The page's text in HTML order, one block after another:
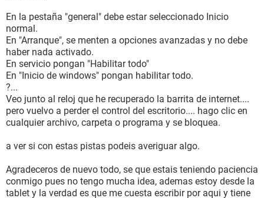
Memoria del sistema [ TRIAL VERSION ]
DIMM1: SK Hynix HMT125S6BFR8C-G7 2 GB DDR3-1066
DDR3 SDRAM (8-7-7-20 @ 533 MHz) (7-7-7-20 @ 533 MHz)
(6-6-6-18 @ 457 MHz)
DIMM3: SK Hynix HMT125S6BFR8C-G7 [ TRIAL VERSION ]
Tipo de BIOS Insyde (10/09/2009)
Pantalla:
Adaptador de video ATI Mobility Radeon HD 4530 (512 MB)
Adaptador de video ATI Mobility Radeon HD 4530 (512 MB)
Monitor Chunghwa CLAA156WB11A [15.6" LCD]
Multimedia:
Adaptador de audio ATI Radeon HDMI @ ATI
RV710/730/740 - High Definition Audio Controller
En la pestaña "general" debe estar seleccionado Inicio
normal.
En "Arranque", se menten a opciones avanzadas y no debe
haber nada activado.
En servicio pongan "Habilitar todo"
En "Inicio de windows" pongan habilitar todo.
?...
Veo junto al reloj que he recuperado la barrita de internet....
pero vuelvo a perder el control del escritorio.... hago clic en
cualquier archivo, carpeta o programa y se bloquea.
a ver si con estas pistas podeis averiguar algo.
Agradeceros de nuevo todo, se que estais teniendo paciencia
conmigo pues no tengo mucha idea, ademas estoy desde la
tablet y la verdad es que me cuesta escribir por aqui y tiene